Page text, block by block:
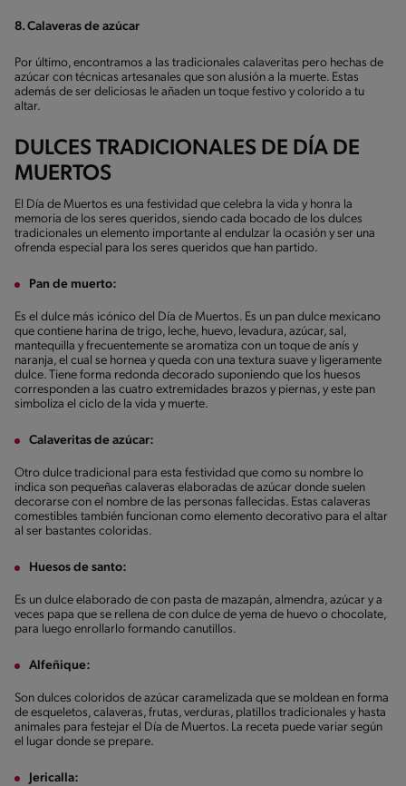
8. Calaveras de azúcar
Por último, encontramos a las tradicionales calaveritas pero hechas de
azúcar con técnicas artesanales que son alusión a la muerte. Estas
además de ser deliciosas le añaden un toque festivo y colorido a tu
altar.
DULCES TRADICIONALES DE DÍA DE
MUERTOS
El Día de Muertos es una festividad que celebra la vida y honra la
memoria de los seres queridos, siendo cada bocado de los dulces
tradicionales un elemento importante al endulzar la ocasión y ser una
ofrenda especial para los seres queridos que han partido.
Pan de muerto:
Es el dulce más icónico del Día de Muertos. Es un pan dulce mexicano
que contiene harina de trigo, leche, huevo, levadura, azúcar, sal,
mantequilla y frecuentemente se aromatiza con un toque de anís y
naranja, el cual se hornea y queda con una textura suave y ligeramente
dulce. Tiene forma redonda decorado suponiendo que los huesos
corresponden a las cuatro extremidades brazos y piernas, y este pan
simboliza el ciclo de la vida y muerte.
Calaveritas de azúcar:
Otro dulce tradicional para esta festividad que como su nombre lo
indica son pequeñas calaveras elaboradas de azúcar donde suelen
decorarse con el nombre de las personas fallecidas. Estas calaveras
comestibles también funcionan como elemento decorativo para el altar
al ser bastantes coloridas.
Huesos de santo:
Es un dulce elaborado de con pasta de mazapán, almendra, azúcar y a
veces papa que se rellena de con dulce de yema de huevo o chocolate,
para luego enrollarlo formando canutillos.
Alfeñique:
Son dulces coloridos de azúcar caramelizada que se moldean en forma
de esqueletos, calaveras, frutas, verduras, platillos tradicionales y hasta
animales para festejar el Día de Muertos. La receta puede variar según
el lugar donde se prepare.
Jericalla: